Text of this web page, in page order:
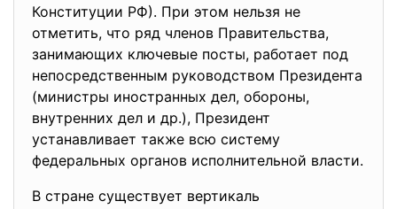
Конституции РФ). При этом нельзя не
отметить, что ряд членов Правительства,
занимающих ключевые посты, работает под
непосредственным руководством Президента
(министры иностранных дел, обороны,
внутренних дел и др.), Президент
устанавливает также всю систему
федеральных органов исполнительной власти.
В стране существует вертикаль